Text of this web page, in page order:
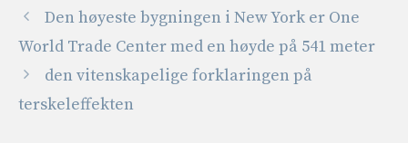
Den høyeste bygningen i New York er One
World Trade Center med en høyde på 541 meter
den vitenskapelige forklaringen på
terskeleffekten